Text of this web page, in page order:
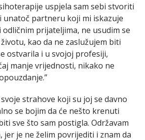
uspjela sam sebi stvoriti
unatoč partneru koji mi iskazuje
prijateljima, ne usudim se
kao da ne zaslužujem biti
ostvarila i u svojoj profesiji,
manje vrijednosti, nikako ne
strahove koji su joj se davno
se bojim da će nešto krenuti
sve što sam postigla. Održavam
jer je ne želim povrijediti i znam da